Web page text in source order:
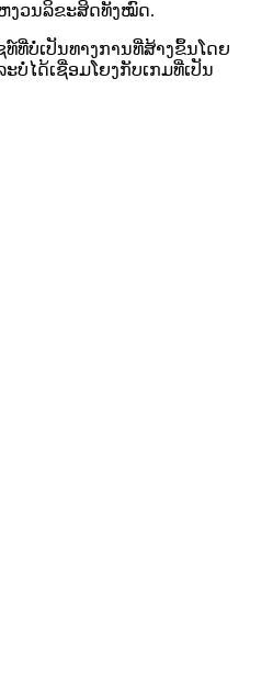
ຫງວນລິຂະສິດທັງໝົດ.
ທ໌ທີ່ບໍ່ເປັນທາງການທີ່ສ້າງຂຶ້ນໂດຍ
ະບໍ່ໄດ້ເຊື່ອມໂຍງກັບເກມທີ່ເປັນ